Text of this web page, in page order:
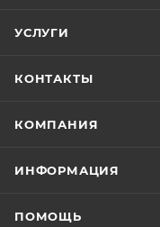
УСЛУГИ
КОНТАКТЫ
КОМПАНИЯ
ИНФОРМАЦИЯ
ПОМОЩЬ